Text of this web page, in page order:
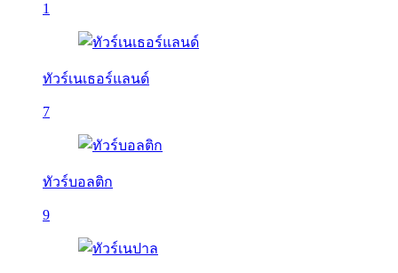
1
ทัวร์เนเธอร์แลนด์
7
ทัวร์บอลติก
9